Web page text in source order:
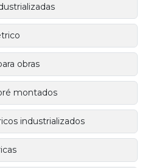
obras
montados
industrializados